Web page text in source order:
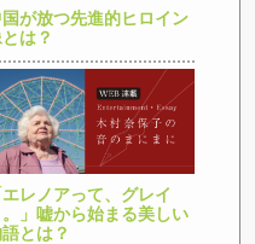
が放つ先進的ヒロイン
は？
エレノアって、グレイ
。」嘘から始まる美しい
とは？